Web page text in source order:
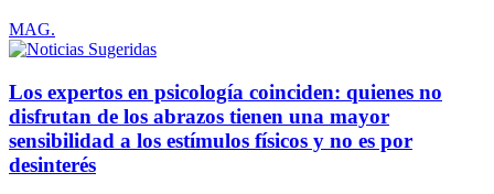
MAG.
Los expertos en psicología coinciden: quienes no
disfrutan de los abrazos tienen una mayor
sensibilidad a los estímulos físicos y no es por
desinterés